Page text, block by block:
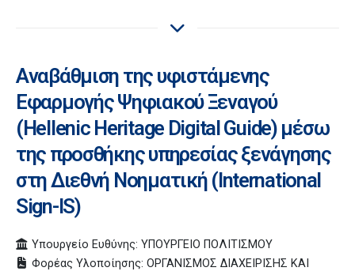
Aναβάθμιση της υφιστάμενης
Εφαρμογής Ψηφιακού Ξεναγού
(Hellenic Heritage Digital Guide) μέσω
της προσθήκης υπηρεσίας ξενάγησης
στη Διεθνή Νοηματική (International
Sign-IS)
Υπουργείο Ευθύνης: ΥΠΟΥΡΓΕΙΟ ΠΟΛΙΤΙΣΜΟΥ
Φορέας Υλοποίησης: ΟΡΓΑΝΙΣΜΟΣ ΔΙΑΧΕΙΡΙΣΗΣ ΚΑΙ